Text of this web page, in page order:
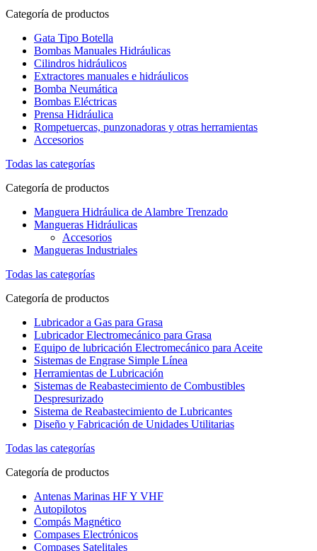
Categoría de productos
Gata Tipo Botella
Bombas Manuales Hidráulicas
Cilindros hidráulicos
Extractores manuales e hidráulicos
Bomba Neumática
Bombas Eléctricas
Prensa Hidráulica
Rompetuercas, punzonadoras y otras herramientas
Accesorios
Todas las categorías
Categoría de productos
Manguera Hidráulica de Alambre Trenzado
Mangueras Hidráulicas
Accesorios
Mangueras Industriales
Todas las categorías
Categoría de productos
Lubricador a Gas para Grasa
Lubricador Electromecánico para Grasa
Equipo de lubricación Electromecánico para Aceite
Sistemas de Engrase Simple Línea
Herramientas de Lubricación
Sistemas de Reabastecimiento de Combustibles
Despresurizado
Sistema de Reabastecimiento de Lubricantes
Diseño y Fabricación de Unidades Utilitarias
Todas las categorías
Categoría de productos
Antenas Marinas HF Y VHF
Autopilotos
Compás Magnético
Compases Electrónicos
Compases Satelitales